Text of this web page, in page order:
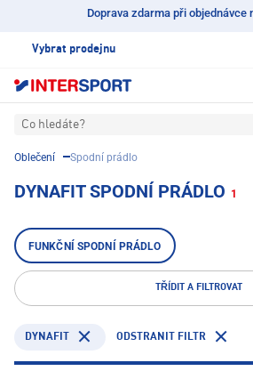
Doprava zdarma při objednávce
Vybrat prodejnu
Co hledáte?
Oblečení Spodní prádlo
DYNAFIT SPODNÍ PRÁDLO 1
FUNKČNÍ SPODNÍ PRÁDLO
TŘÍDIT A FILTROVAT
DYNAFIT ODSTRANIT FILTR